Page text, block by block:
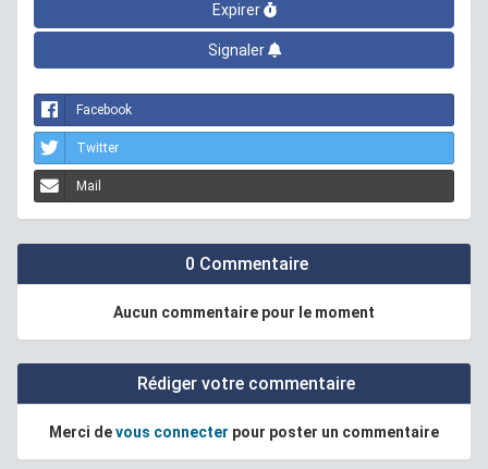
Expirer
Signaler
Facebook
Twitter
Mail
0 Commentaire
Aucun commentaire pour le moment
Rédiger votre commentaire
Merci devous connecter pour poster un commentaire